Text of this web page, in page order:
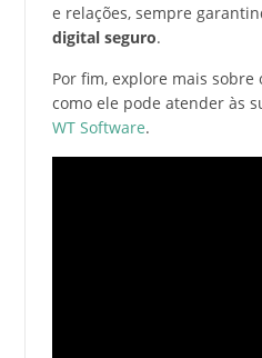
e relações, sempre
digital seguro.
Por fim, explore mais sobre
como ele pode atender às
WT Software.